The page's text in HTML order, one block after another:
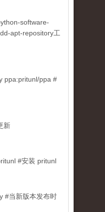
software-
apt-repository工
ppa:pritunl/ppa #
新
#安装 pritunl
#当新版本发布时